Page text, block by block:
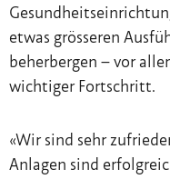
etwas grösseren
beherbergen – vor
wichtiger Fortschritt.
«Wir sind sehr
Anlagen sind